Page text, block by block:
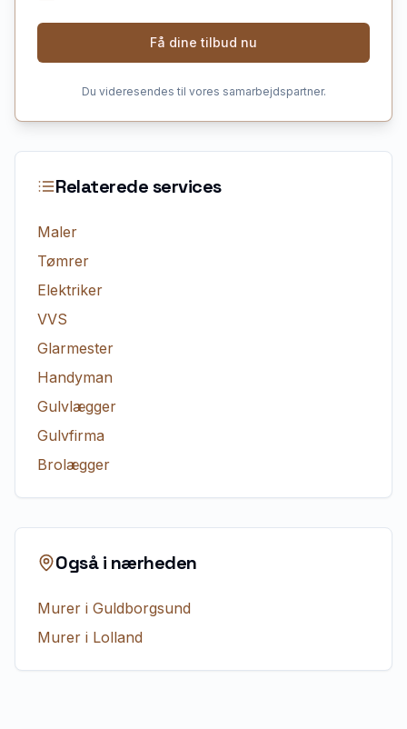
Få dine tilbud nu
Du videresendes til vores samarbejdspartner.
Relaterede services
Maler
Tømrer
Elektriker
VVS
Glarmester
Handyman
Gulvlægger
Gulvfirma
Brolægger
Også i nærheden
Murer i Guldborgsund
Murer i Lolland